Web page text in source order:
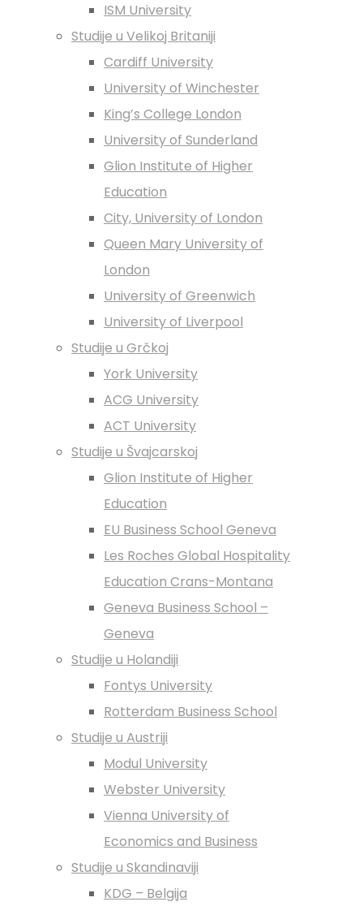
ISM University
Studije u Velikoj Britaniji
Cardiff University
University of Winchester
King’s College London
University of Sunderland
Glion Institute of Higher
Education
City, University of London
Queen Mary University of
London
University of Greenwich
University of Liverpool
Studije u Grčkoj
York University
ACG University
ACT University
Studije u Švajcarskoj
Glion Institute of Higher
Education
EU Business School Geneva
Les Roches Global Hospitality
Education Crans-Montana
Geneva Business School –
Geneva
Studije u Holandiji
Fontys University
Rotterdam Business School
Studije u Austriji
Modul University
Webster University
Vienna University of
Economics and Business
Studije u Skandinaviji
KDG – Belgija